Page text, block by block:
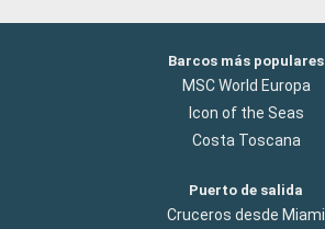
Barcos más populares
MSC World Europa
Icon of the Seas
Costa Toscana
Puerto de salida
Cruceros desde Miami